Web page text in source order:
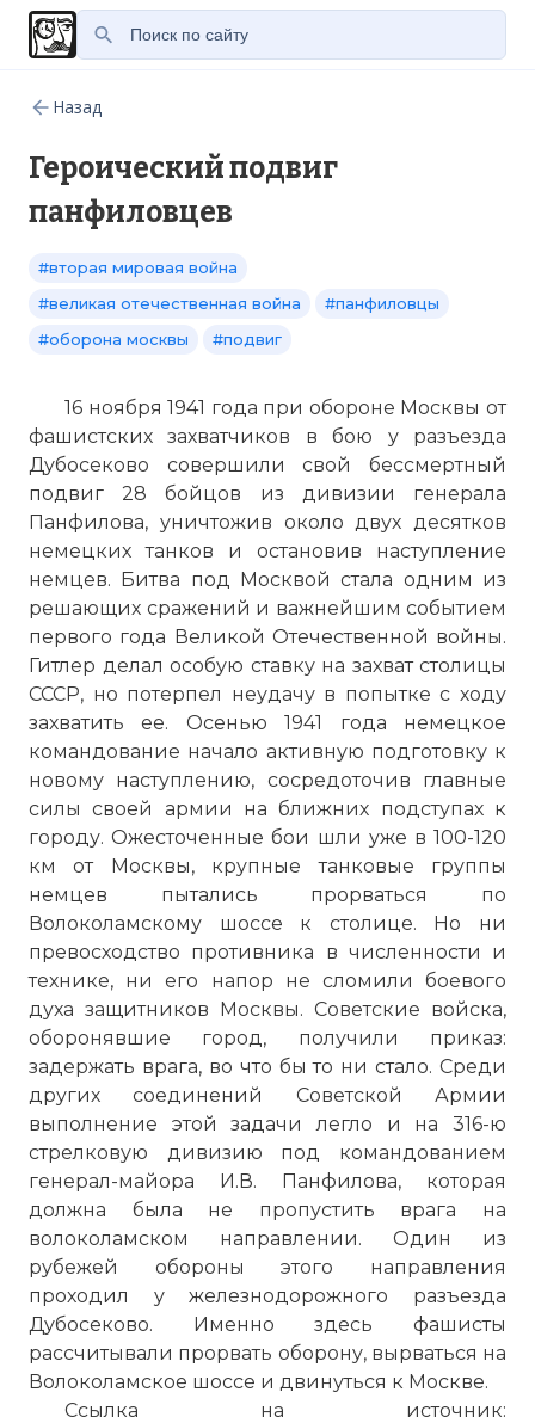
Назад
Героический подвиг
панфиловцев
#вторая мировая война
#великая отечественная война
#панфиловцы
#оборона москвы
#подвиг
16 ноября 1941 года при обороне Москвы от
фашистских захватчиков в бою у разъезда
Дубосеково совершили свой бессмертный
подвиг 28 бойцов из дивизии генерала
Панфилова, уничтожив около двух десятков
немецких танков и остановив наступление
немцев. Битва под Москвой стала одним из
решающих сражений и важнейшим событием
первого года Великой Отечественной войны.
Гитлер делал особую ставку на захват столицы
СССР, но потерпел неудачу в попытке с ходу
захватить ее. Осенью 1941 года немецкое
командование начало активную подготовку к
новому наступлению, сосредоточив главные
силы своей армии на ближних подступах к
городу. Ожесточенные бои шли уже в 100-120
км от Москвы, крупные танковые группы
немцев пытались прорваться по
Волоколамскому шоссе к столице. Но ни
превосходство противника в численности и
технике, ни его напор не сломили боевого
духа защитников Москвы. Советские войска,
оборонявшие город, получили приказ:
задержать врага, во что бы то ни стало. Среди
других соединений Советской Армии
выполнение этой задачи легло и на 316-ю
стрелковую дивизию под командованием
генерал-майора И.В. Панфилова, которая
должна была не пропустить врага на
волоколамском направлении. Один из
рубежей обороны этого направления
проходил у железнодорожного разъезда
Дубосеково. Именно здесь фашисты
рассчитывали прорвать оборону, вырваться на
Волоколамское шоссе и двинуться к Москве.
Ссылка на источник: